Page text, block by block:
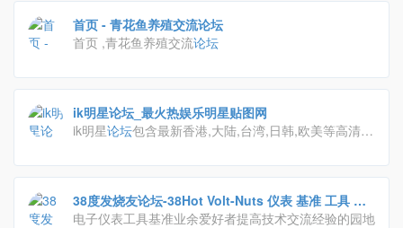
首页 - 青花鱼养殖交流论坛
首页 ,青花鱼养殖交流论坛
ik明星论坛_最火热娱乐明星贴图网
ik明星论坛包含最新香港,大陆,台湾,日韩,欧美等高清明
38度发烧友论坛-38Hot Volt-Nuts 仪表 基准 工具 万
用表 示波器 焊台 电烙铁 电钻电子爱好者专业论坛 -
电子仪表工具基准业余爱好者提高技术交流经验的园地